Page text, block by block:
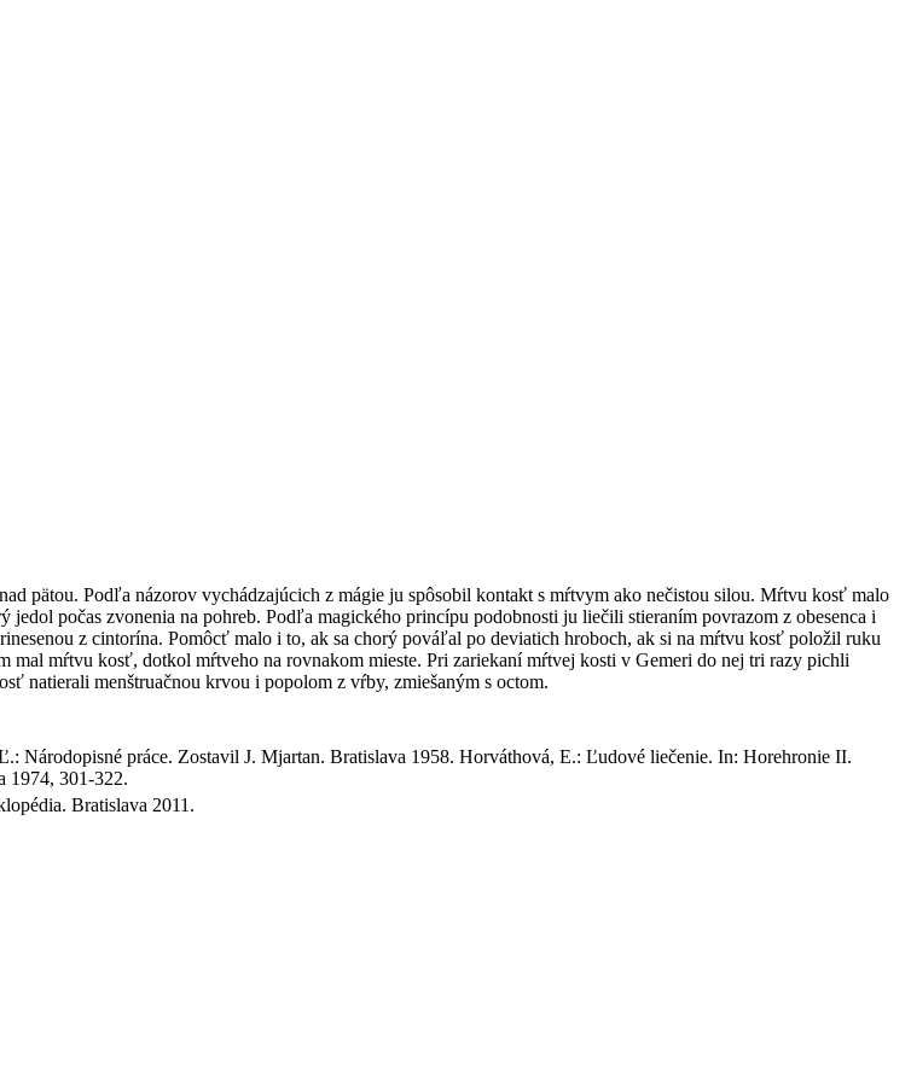
pätou. Podľa názorov vychádzajúcich z mágie ju spôsobil kontakt s mŕtvym ako nečistou silou. Mŕtvu kosť malo
počas zvonenia na pohreb. Podľa magického princípu podobnosti ju liečili stieraním povrazom z obesenca i
z cintorína. Pomôcť malo i to, ak sa chorý pováľal po deviatich hroboch, ak si na mŕtvu kosť položil ruku
mal mŕtvu kosť, dotkol mŕtveho na rovnakom mieste. Pri zariekaní mŕtvej kosti v Gemeri do nej tri razy pichli
natierali menštruačnou krvou i popolom z vŕby, zmiešaným s octom.
Národopisné práce. Zostavil J. Mjartan. Bratislava 1958. Horváthová, E.: Ľudové liečenie. In: Horehronie II.
1974, 301-322.
Bratislava 2011.